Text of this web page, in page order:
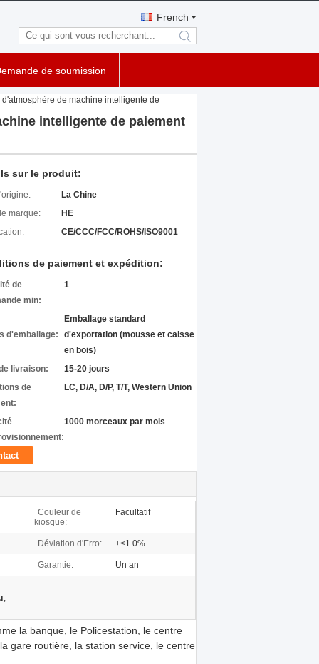
French
search
de soumission
de machine intelligente de
intelligente de paiement
sur le produit:
La Chine
marque:
HE
CE/CCC/FCC/ROHS/ISO9001
de paiement et expédition:
de
min:
1
d'emballage:
Emballage standard
d'exportation (mousse et caisse
en bois)
livraison:
15-20 jours
de
LC, D/A, D/P, T/T, Western Union
1000 morceaux par mois
Couleur de
kiosque:
Facultatif
Déviation d'Erro: ±<1.0%
Garantie: Un an
,
la banque, le Policestation, le centre
gare routière, la station service, le centre